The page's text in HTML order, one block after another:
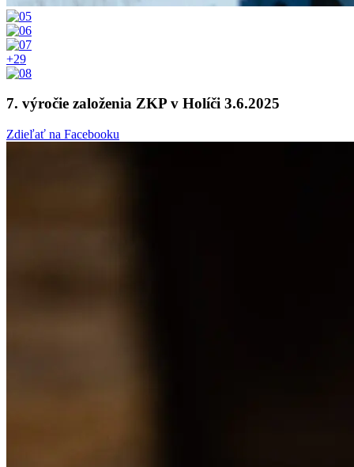
+29
7. výročie založenia ZKP v Holíči 3.6.2025
Zdieľať na Facebooku